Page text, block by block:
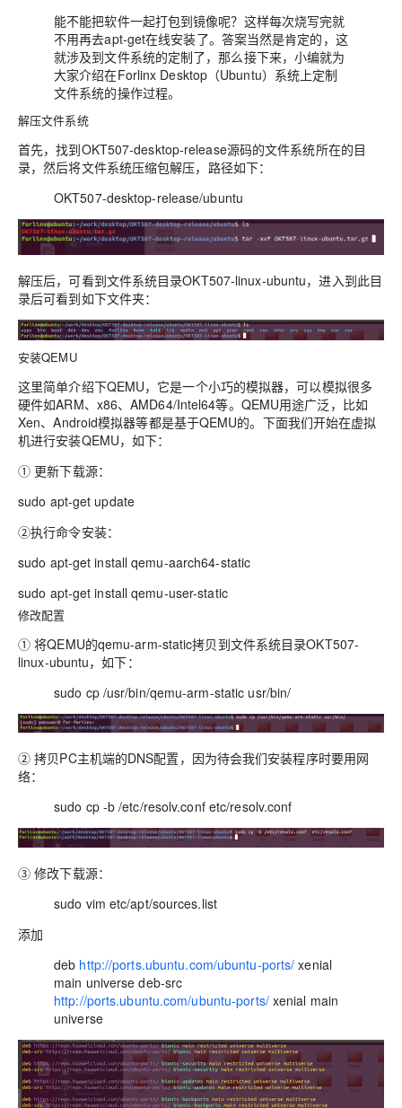
能不能把软件一起打包到镜像呢？这样每次烧写完就
不用再去apt-get在线安装了。答案当然是肯定的，这
就涉及到文件系统的定制了，那么接下来，小编就为
大家介绍在Forlinx Desktop（Ubuntu）系统上定制
文件系统的操作过程。
解压文件系统
首先，找到OKT507-desktop-release源码的文件系统所在的目
录，然后将文件系统压缩包解压，路径如下：
OKT507-desktop-release/ubuntu
解压后，可看到文件系统目录OKT507-linux-ubuntu，进入到此目
录后可看到如下文件夹：
安装QEMU
这里简单介绍下QEMU，它是一个小巧的模拟器，可以模拟很多
硬件如ARM、x86、AMD64/Intel64等。QEMU用途广泛，比如
Xen、Android模拟器等都是基于QEMU的。下面我们开始在虚拟
机进行安装QEMU，如下：
① 更新下载源：
sudo apt-get update
②执行命令安装：
sudo apt-get install qemu-aarch64-static
sudo apt-get install qemu-user-static
修改配置
① 将QEMU的qemu-arm-static拷贝到文件系统目录OKT507-
linux-ubuntu，如下：
sudo cp /usr/bin/qemu-arm-static usr/bin/
② 拷贝PC主机端的DNS配置，因为待会我们安装程序时要用网
络：
sudo cp -b /etc/resolv.conf etc/resolv.conf
③ 修改下载源：
sudo vim etc/apt/sources.list
添加
deb http://ports.ubuntu.com/ubuntu-ports/ xenial
main universe deb-src
http://ports.ubuntu.com/ubuntu-ports/xenial main
universe